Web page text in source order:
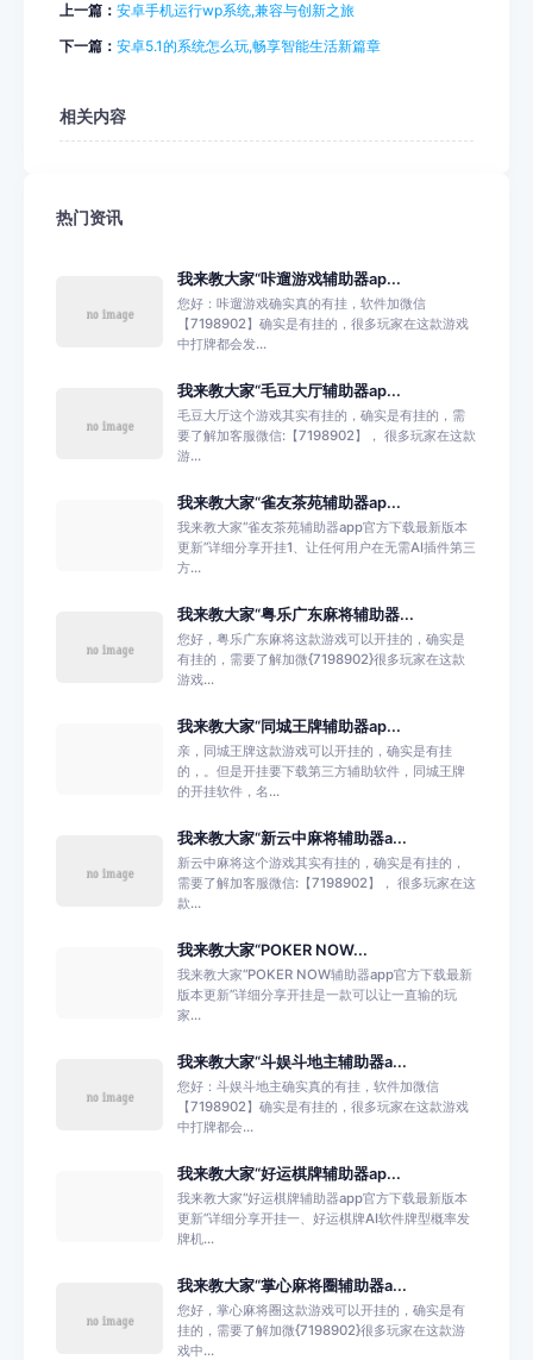
上一篇： 安卓手机运行wp系统,兼容与创新之旅
下一篇： 安卓5.1的系统怎么玩,畅享智能生活新篇章
相关内容
热门资讯
我来教大家“咔遛游戏辅助器ap...
您好：咔遛游戏确实真的有挂，软件加微信
【7198902】确实是有挂的，很多玩家在这款游戏
中打牌都会发...
我来教大家“毛豆大厅辅助器ap...
毛豆大厅这个游戏其实有挂的，确实是有挂的，需
要了解加客服微信:【7198902】， 很多玩家在这款
游...
我来教大家“雀友茶苑辅助器ap...
我来教大家“雀友茶苑辅助器app官方下载最新版本
更新”详细分享开挂1、让任何用户在无需AI插件第三
方...
我来教大家“粤乐广东麻将辅助器...
您好，粤乐广东麻将这款游戏可以开挂的，确实是
有挂的，需要了解加微{7198902}很多玩家在这款
游戏...
我来教大家“同城王牌辅助器ap...
亲，同城王牌这款游戏可以开挂的，确实是有挂
的，。但是开挂要下载第三方辅助软件，同城王牌
的开挂软件，名...
我来教大家“新云中麻将辅助器a...
新云中麻将这个游戏其实有挂的，确实是有挂的，
需要了解加客服微信:【7198902】， 很多玩家在这
款...
我来教大家“POKER NOW...
我来教大家“POKER NOW辅助器app官方下载最新
版本更新”详细分享开挂是一款可以让一直输的玩
家...
我来教大家“斗娱斗地主辅助器a...
您好：斗娱斗地主确实真的有挂，软件加微信
【7198902】确实是有挂的，很多玩家在这款游戏
中打牌都会...
我来教大家“好运棋牌辅助器ap...
我来教大家“好运棋牌辅助器app官方下载最新版本
更新”详细分享开挂一、好运棋牌AI软件牌型概率发
牌机...
我来教大家“掌心麻将圈辅助器a...
您好，掌心麻将圈这款游戏可以开挂的，确实是有
挂的，需要了解加微{7198902}很多玩家在这款游
戏中...